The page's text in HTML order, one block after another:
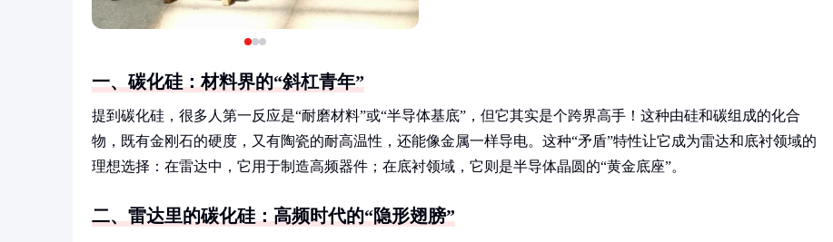
一、碳化硅：材料界的“斜杠青年”
提到碳化硅，很多人第一反应是“耐磨材料”或“半导体基底”，但它其实是个跨界高手！这种由硅和碳组成的化合
物，既有金刚石的硬度，又有陶瓷的耐高温性，还能像金属一样导电。这种“矛盾”特性让它成为雷达和底衬领域的
理想选择：在雷达中，它用于制造高频器件；在底衬领域，它则是半导体晶圆的“黄金底座”。
二、雷达里的碳化硅：高频时代的“隐形翅膀”